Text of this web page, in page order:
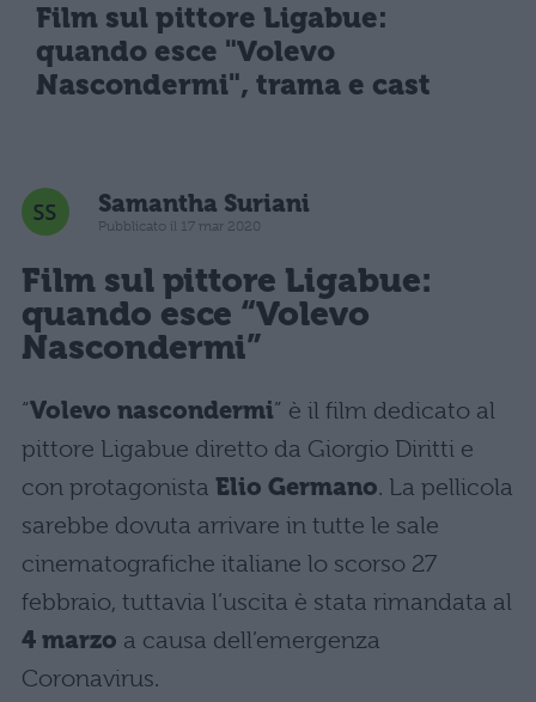
Film sul pittore Ligabue:
quando esce "Volevo
Nascondermi", trama e cast
Samantha Suriani
Pubblicato il 17 mar 2020
Film sul pittore Ligabue:
quando esce “Volevo
Nascondermi”
“Volevo nascondermi” è il film dedicato al
pittore Ligabue diretto da Giorgio Diritti e
con protagonista Elio Germano. La pellicola
sarebbe dovuta arrivare in tutte le sale
cinematografiche italiane lo scorso 27
febbraio, tuttavia l’uscita è stata rimandata al
4 marzo a causa dell’emergenza
Coronavirus.